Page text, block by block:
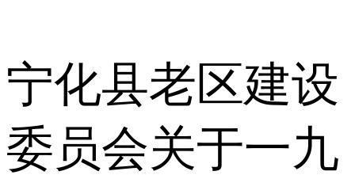
宁化县老区建设
委员会关于一九